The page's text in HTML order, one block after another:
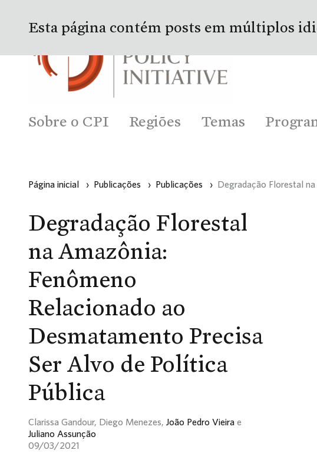
Sobre o CPI Regiões Temas
Página inicial › Publicações › Publicações › Degradação Florestal
Degradação Florestal
na Amazônia:
Fenômeno
Relacionado ao
Desmatamento Precisa
Ser Alvo de Política
Pública
Clarissa Gandour, Diego Menezes, João Pedro Vieira e
Juliano Assunção
09/03/2021
Esta página contém posts em múltiplos